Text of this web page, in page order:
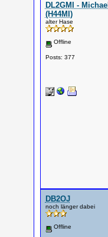
DL2GMI - Michael
(H44MI)
alter Hase
Offline
Posts: 377
DB2OJ
noch länger dabei
Offline